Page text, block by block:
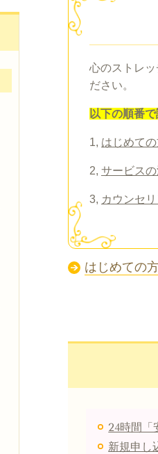
心のストレ
ださい。
以下の順番
1, はじめて
2, サービス
3, カウンセ
はじめての
24時間「
新規申し